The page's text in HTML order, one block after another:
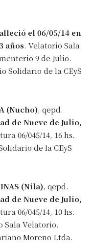
el 06/05/14 en
años. Velatorio Sala
9 de Julio.
Solidario de la CEyS
(Nucho), qepd.
de Nueve de Julio,
06/045/14, 16 hs.
de la CEyS
(Nila), qepd.
de Nueve de Julio,
06/045/14, 10 hs.
Sala Velatorio.
Moreno Ltda.